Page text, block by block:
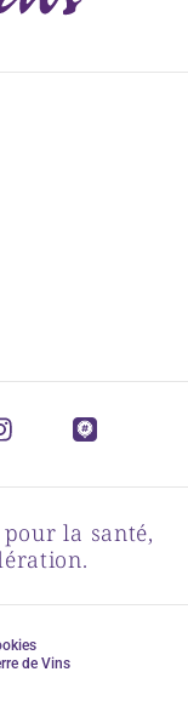
la santé,
de Vins